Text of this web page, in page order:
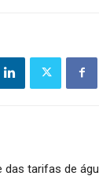
das tarifas de